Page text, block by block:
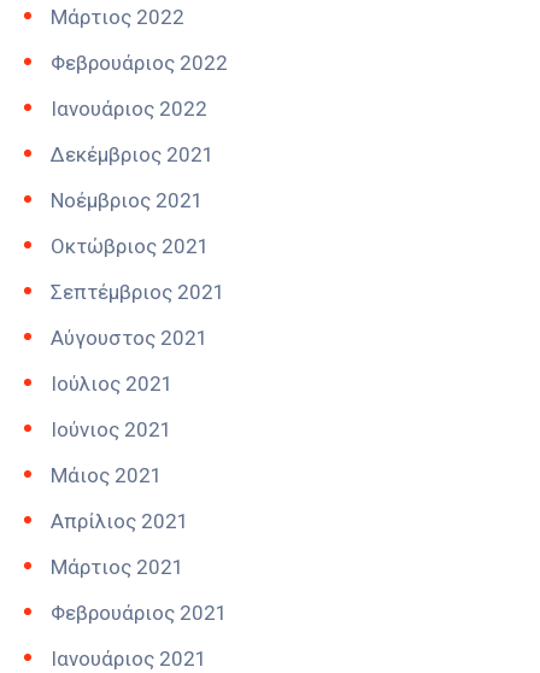
Μάρτιος 2022
Φεβρουάριος 2022
Ιανουάριος 2022
Δεκέμβριος 2021
Νοέμβριος 2021
Οκτώβριος 2021
Σεπτέμβριος 2021
Αύγουστος 2021
Ιούλιος 2021
Ιούνιος 2021
Μάιος 2021
Απρίλιος 2021
Μάρτιος 2021
Φεβρουάριος 2021
Ιανουάριος 2021